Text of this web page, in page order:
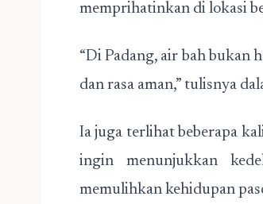
memprihatinkan di lokasi
“Di Padang, air bah bukan
dan rasa aman,” tulisnya
Ia juga terlihat beberapa
ingin menunjukkan
memulihkan kehidupan